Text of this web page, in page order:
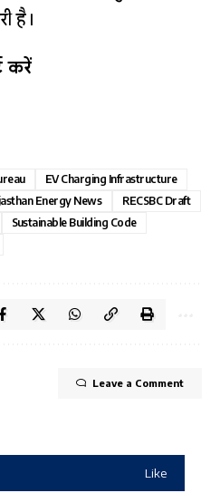
है।
करें
EV Charging Infrastructure
Energy News
RECSBC Draft
Sustainable Building Code
Leave a Comment
Like